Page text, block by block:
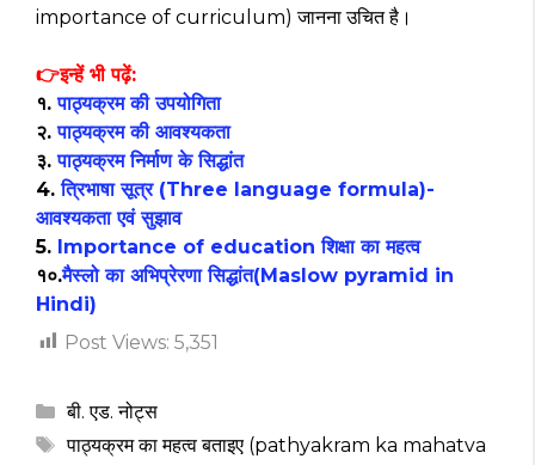
importance of curriculum) जानना उचित है।
👉इन्हें भी पढ़ें:
१.पाठ्यक्रम की उपयोगिता
२.पाठ्यक्रम की आवश्यकता
३.पाठ्यक्रम निर्माण के सिद्धांत
4.त्रिभाषा सूत्र (Three language formula)-
आवश्यकता एवं सुझाव
5. Importance of education शिक्षा का महत्व
१०.मैस्लो का अभिप्रेरणा सिद्धांत(Maslow pyramid in
Hindi)
Post Views: 5,351
Categories
बी. एड. नोट्स
Tags
पाठ्यक्रम का महत्व बताइए (pathyakram ka mahatva